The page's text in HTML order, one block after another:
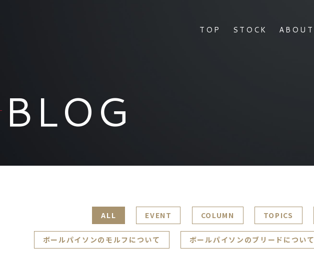
TOP STOCK ABOUT
BLOG
ALL EVENT COLUMN TOPICS
ボールパイソンのモルフについて ボールパイソンのブリードについて